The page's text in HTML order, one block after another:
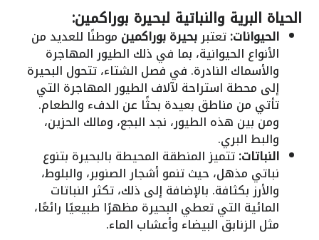
الحياة البرية والنباتية لبحيرة بوراكمين:
الحيوانات:تعتبربحيرة بوراكمين موطنًا للعديد من
الأنواع الحيوانية، بما في ذلك الطيور المهاجرة
والأسماك النادرة. في فصل الشتاء، تتحول البحيرة
إلى محطة استراحة لآلاف الطيور المهاجرة التي
تأتي من مناطق بعيدة بحثًا عن الدفء والطعام.
ومن بين هذه الطيور، نجد البجع، ومالك الحزين،
والبط البري.
النباتات:تتميز المنطقة المحيطة بالبحيرة بتنوع
نباتي مذهل، حيث تنمو أشجار الصنوبر، والبلوط،
والأرز بكثافة. بالإضافة إلى ذلك، تكثر النباتات
المائية التي تعطي البحيرة مظهرًا طبيعيًا رائعًا،
مثل الزنابق البيضاء وأعشاب الماء.